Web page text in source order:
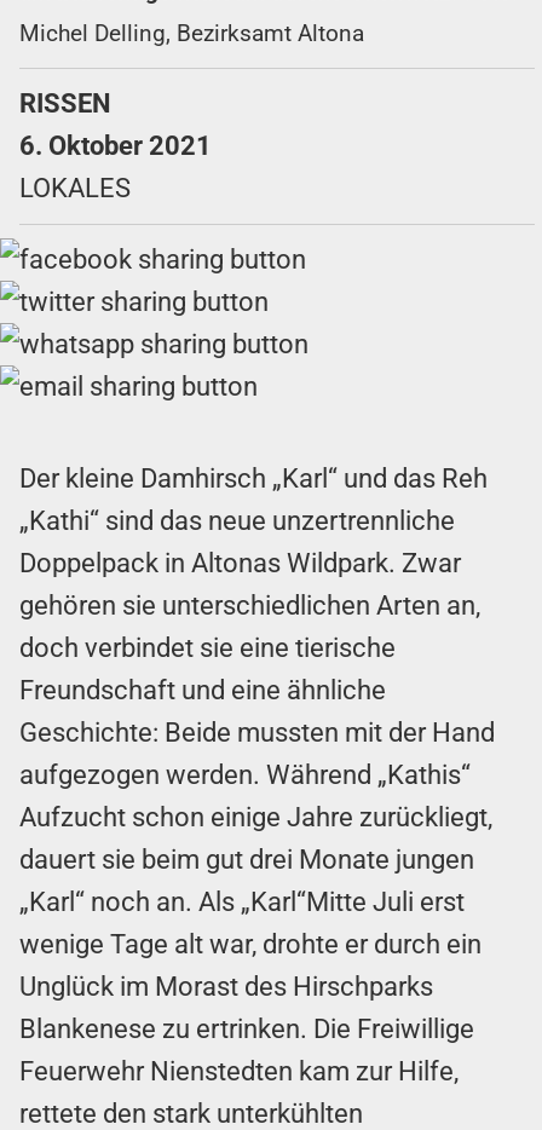
Michel Delling, Bezirksamt Altona
RISSEN
6. Oktober 2021
LOKALES
Der kleine Damhirsch „Karl“ und das Reh
„Kathi“ sind das neue unzertrennliche
Doppelpack in Altonas Wildpark. Zwar
gehören sie unterschiedlichen Arten an,
doch verbindet sie eine tierische
Freundschaft und eine ähnliche
Geschichte: Beide mussten mit der Hand
aufgezogen werden. Während „Kathis“
Aufzucht schon einige Jahre zurückliegt,
dauert sie beim gut drei Monate jungen
„Karl“ noch an. Als „Karl“Mitte Juli erst
wenige Tage alt war, drohte er durch ein
Unglück im Morast des Hirschparks
Blankenese zu ertrinken. Die Freiwillige
Feuerwehr Nienstedten kam zur Hilfe,
rettete den stark unterkühlten